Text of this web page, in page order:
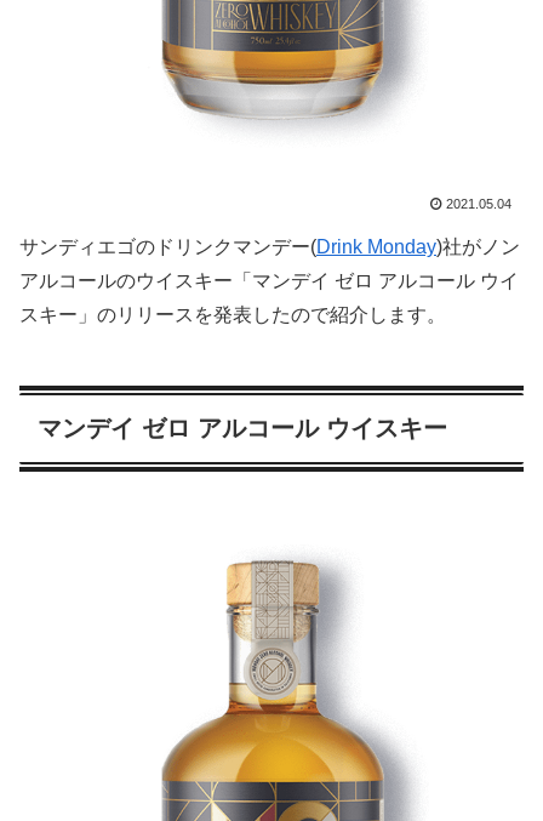
2021.05.04
サンディエゴのドリンクマンデー(Drink Monday)社がノン
アルコールのウイスキー「マンデイ ゼロ アルコール ウイ
スキー」のリリースを発表したので紹介します。
マンデイ ゼロ アルコール ウイスキー